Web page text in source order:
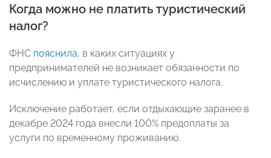
Когда можно не платить туристический
налог?
ФНС пояснила, в каких ситуациях у
предпринимателей не возникает обязанности по
исчислению и уплате туристического налога.
Исключение работает, если отдыхающие заранее в
декабре 2024 года внесли 100% предоплаты за
услуги по временному проживанию.